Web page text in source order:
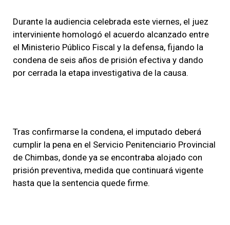
Durante la audiencia celebrada este viernes, el juez
interviniente homologó el acuerdo alcanzado entre
el Ministerio Público Fiscal y la defensa, fijando la
condena de seis años de prisión efectiva y dando
por cerrada la etapa investigativa de la causa.
Tras confirmarse la condena, el imputado deberá
cumplir la pena en el Servicio Penitenciario Provincial
de Chimbas, donde ya se encontraba alojado con
prisión preventiva, medida que continuará vigente
hasta que la sentencia quede firme.